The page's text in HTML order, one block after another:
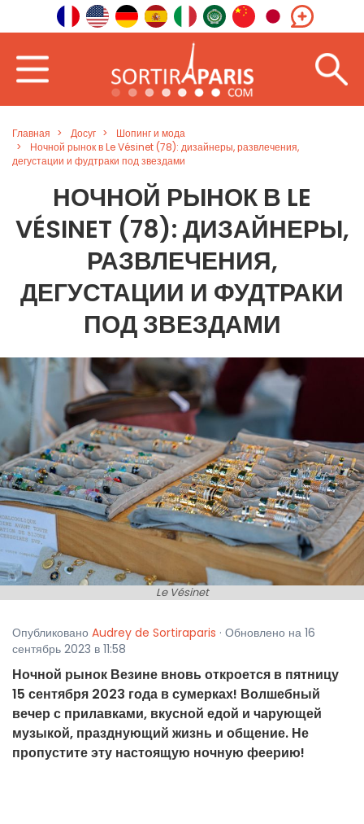
Главная Досуг
Шопинг и мода
Ночной рынок в Le Vésinet (78): дизайнеры, развлечения,
дегустации и фудтраки под звездами
НОЧНОЙ РЫНОК В LE
VÉSINET (78): ДИЗАЙНЕРЫ,
РАЗВЛЕЧЕНИЯ,
ДЕГУСТАЦИИ И ФУДТРАКИ
ПОД ЗВЕЗДАМИ
Le Vésinet
Опубликовано Audrey de Sortiraparis · Обновлено на 16
сентябрь 2023 в 11:58
Ночной рынок Везине вновь откроется в пятницу
15 сентября 2023 года в сумерках! Волшебный
вечер с прилавками, вкусной едой и чарующей
музыкой, празднующий жизнь и общение. Не
пропустите эту настоящую ночную феерию!